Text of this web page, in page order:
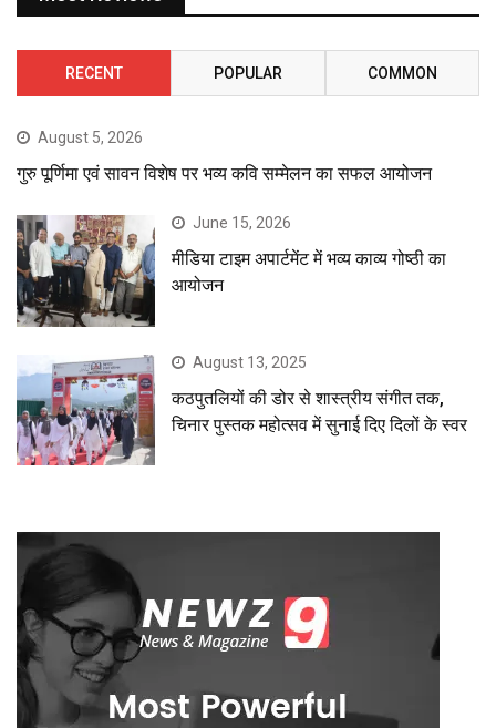
RECENT POPULAR COMMON
August 5, 2026
गुरु पूर्णिमा एवं सावन विशेष पर भव्य कवि सम्मेलन का सफल आयोजन
June 15, 2026
मीडिया टाइम अपार्टमेंट में भव्य काव्य गोष्ठी का
आयोजन
August 13, 2025
कठपुतलियों की डोर से शास्त्रीय संगीत तक,
चिनार पुस्तक महोत्सव में सुनाई दिए दिलों के स्वर